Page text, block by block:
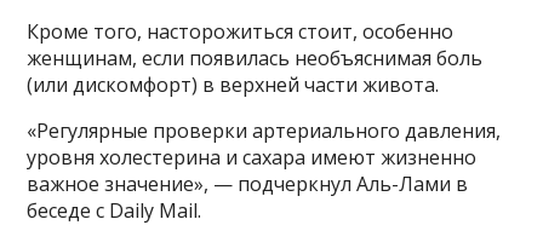
Кроме того, насторожиться стоит, особенно
женщинам, если появилась необъяснимая боль
(или дискомфорт) в верхней части живота.
«Регулярные проверки артериального давления,
уровня холестерина и сахара имеют жизненно
важное значение», — подчеркнул Аль-Лами в
беседе с Daily Mail.